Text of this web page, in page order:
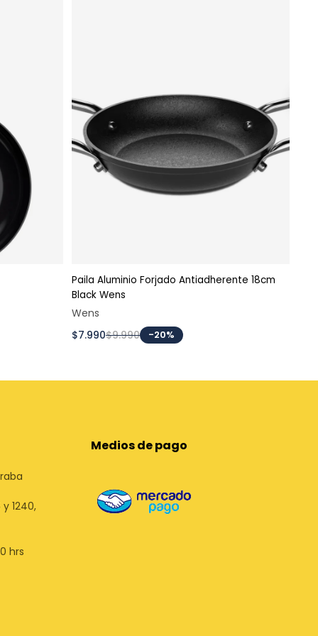
Agregar al carrito
Paila Aluminio Forjado Antiadherente 18cm
Black Wens
Wens
$7.990$9.990 -20%
1240,
hrs
Medios de pago